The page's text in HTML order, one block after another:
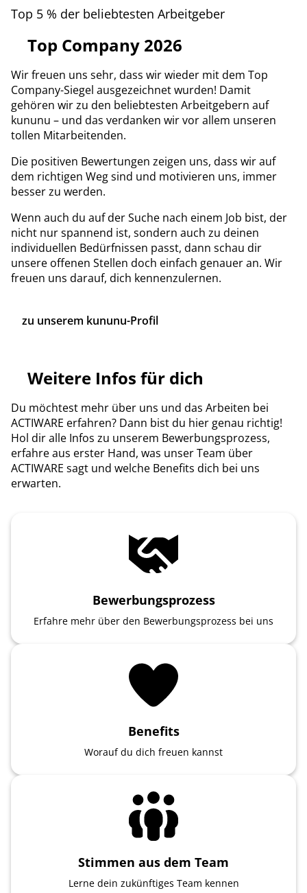
Top 5 % der beliebtesten Arbeitgeber
Top Company 2026
Wir freuen uns sehr, dass wir wieder mit dem Top
Company-Siegel ausgezeichnet wurden! Damit
gehören wir zu den beliebtesten Arbeitgebern auf
kununu – und das verdanken wir vor allem unseren
tollen Mitarbeitenden.
Die positiven Bewertungen zeigen uns, dass wir auf
dem richtigen Weg sind und motivieren uns, immer
besser zu werden.
Wenn auch du auf der Suche nach einem Job bist, der
nicht nur spannend ist, sondern auch zu deinen
individuellen Bedürfnissen passt, dann schau dir
unsere offenen Stellen doch einfach genauer an. Wir
freuen uns darauf, dich kennenzulernen.
zu unserem kununu-Profil
Weitere Infos für dich
Du möchtest mehr über uns und das Arbeiten bei
ACTIWARE erfahren? Dann bist du hier genau richtig!
Hol dir alle Infos zu unserem Bewerbungsprozess,
erfahre aus erster Hand, was unser Team über
ACTIWARE sagt und welche Benefits dich bei uns
erwarten.
Bewerbungsprozess
Erfahre mehr über den Bewerbungsprozess bei uns
Benefits
Worauf du dich freuen kannst
Stimmen aus dem Team
Lerne dein zukünftiges Team kennen